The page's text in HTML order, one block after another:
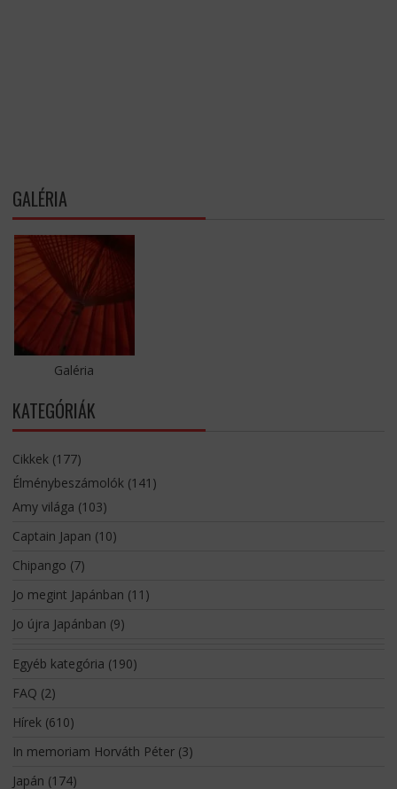
GALÉRIA
Galéria
KATEGÓRIÁK
Cikkek(177)
Élménybeszámolók(141)
Amy világa (103)
Captain Japan (10)
Chipango (7)
Jo megint Japánban (11)
Jo újra Japánban (9)
Egyéb kategória (190)
FAQ (2)
Hírek(610)
In memoriam Horváth Péter(3)
Japán (174)